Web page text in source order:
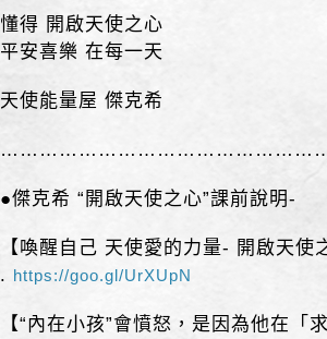
懂得 開啟天使之心
平安喜樂 在每一天
天使能量屋 傑克希
●傑克希 “開啟天使之心”課前說明-
【喚醒自己 天使愛的力量- 開啟天使
. https://goo.gl/UrXUpN
【“內在小孩”會憤怒，是因為他在「